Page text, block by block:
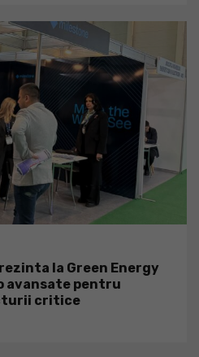
la Green Energy
avansate pentru
critice